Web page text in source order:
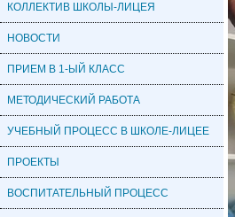
КОЛЛЕКТИВ ШКОЛЫ-ЛИЦЕЯ
НОВОСТИ
ПРИЕМ В 1-ЫЙ КЛАСС
МЕТОДИЧЕСКИЙ РАБОТА
УЧЕБНЫЙ ПРОЦЕСС В ШКОЛЕ-ЛИЦЕЕ
ПРОЕКТЫ
ВОСПИТАТЕЛЬНЫЙ ПРОЦЕСС